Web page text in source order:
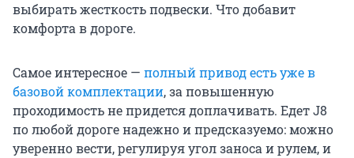
выбирать жесткость подвески. Что добавит
комфорта в дороге.
Самое интересное — полный привод есть уже в
базовой комплектации, за повышенную
проходимость не придется доплачивать. Едет J8
по любой дороге надежно и предсказуемо: можно
уверенно вести, регулируя угол заноса и рулем, и